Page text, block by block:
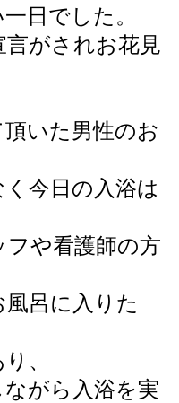
日でした。
がされお花見
いた男性のお
今日の入浴は
や看護師の方
呂に入りた
、
がら 入浴を実